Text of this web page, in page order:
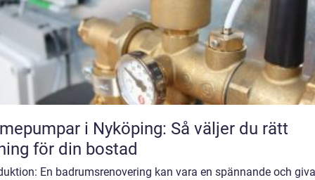
i Nyköping: Så väljer du rätt
för din bostad
En badrumsrenovering kan vara en spännande och